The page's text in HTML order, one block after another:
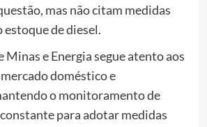
mas não citam medidas
estoque de diesel.
e Energia segue atento aos
doméstico e
o monitoramento de
para adotar medidas